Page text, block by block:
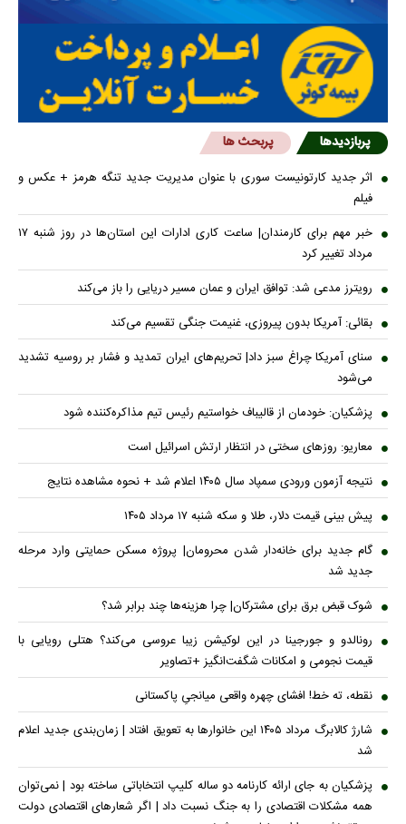
پربازدیدها پربحث ها
اثر جدید کارتونیست سوری با عنوان مدیریت جدید تنگه هرمز + عکس و
فیلم
خبر مهم برای کارمندان| ساعت کاری ادارات این استان‌ها در روز شنبه ۱۷
مرداد تغییر کرد
رویترز مدعی شد: توافق ایران و عمان مسیر دریایی را باز می‌کند
بقائی: آمریکا بدون پیروزی، غنیمت جنگی تقسیم می‌کند
سنای آمریکا چراغ سبز داد| تحریم‌های ایران تمدید و فشار بر روسیه تشدید
می‌شود
پزشکیان: خودمان از قالیباف خواستیم رئیس تیم مذاکره‌کننده شود
معاریو: روزهای سختی در انتظار ارتش اسرائیل است
نتیجه آزمون ورودی سمپاد سال ۱۴۰۵ اعلام شد + نحوه مشاهده نتایج
پیش بینی قیمت دلار، طلا و سکه شنبه ۱۷ مرداد ۱۴۰۵
گام جدید برای خانه‌دار شدن محرومان| پروژه مسکن حمایتی وارد مرحله
جدید شد
شوک قبض برق برای مشترکان| چرا هزینه‌ها چند برابر شد؟
رونالدو و جورجینا در این لوکیشن زیبا عروسی می‌کند؟ هتلی رویایی با
قیمت نجومی و امکانات شگفت‌انگیز +تصاویر
نقطه، ته خط! افشای چهره واقعی میانجیِ پاکستانی
شارژ کالابرگ مرداد ۱۴۰۵ این خانوار‌ها به تعویق افتاد | زمان‌بندی جدید اعلام
شد
پزشکیان به جای ارائه کارنامه دو ساله کلیپ انتخاباتی ساخته بود | نمی‌توان
همه مشکلات اقتصادی را به جنگ نسبت داد | اگر شعار‌های اقتصادی دولت